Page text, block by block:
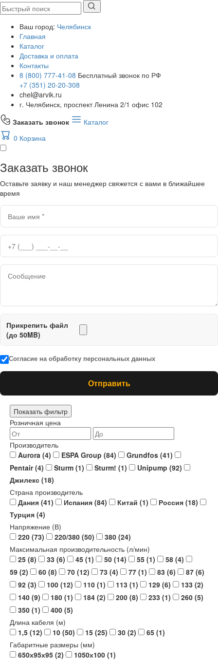
Ваш город: Челябинск
Главная
Каталог
Доставка и оплата
Контакты
8 (800) 777-41-08 Бесплатный звонок по РФ
+7 (351) 20-20-308
chel@arvik.ru
г. Челябинск, проспект Ленина 2/1 офис 102
Заказать звонок
Каталог
0 Корзина
Заказать звонок
Оставьте заявку и наш менеджер свяжется с вами в ближайшее
время
Прикрепить файл
(до 50MB)
Согласие на обработку персональных данных
Отправить
Показать фильтр
Розничная цена
Производитель
Aurora (4) ESPA Group (84) Grundfos (41)
Pentair(4) Sturm (1) Sturm! (1) Unipump (92)
Джилекс (18)
Страна производитель
Дания (41) Испания (84) Китай (1) Россия (18)
Турция (4)
Напряжение (В)
220 (73) 220/380 (50) 380 (24)
Максимальная производительность (л/мин)
25 (8) 33 (6) 45 (1) 50 (14) 55 (1) 58 (4)
59 (2) 60 (8) 70 (12) 73 (4) 77 (1) 83 (6) 87 (6)
92 (3) 100 (12) 110 (1) 113 (1) 129 (6) 133 (2)
140 (9) 180 (1) 184 (2) 200 (8) 233 (1) 260 (5)
350 (1) 400 (5)
Длина кабеля (м)
1,5 (12) 10 (50) 15 (25) 30 (2) 65 (1)
Габаритные размеры (мм)
650х95х95 (2) 1050х100 (1)